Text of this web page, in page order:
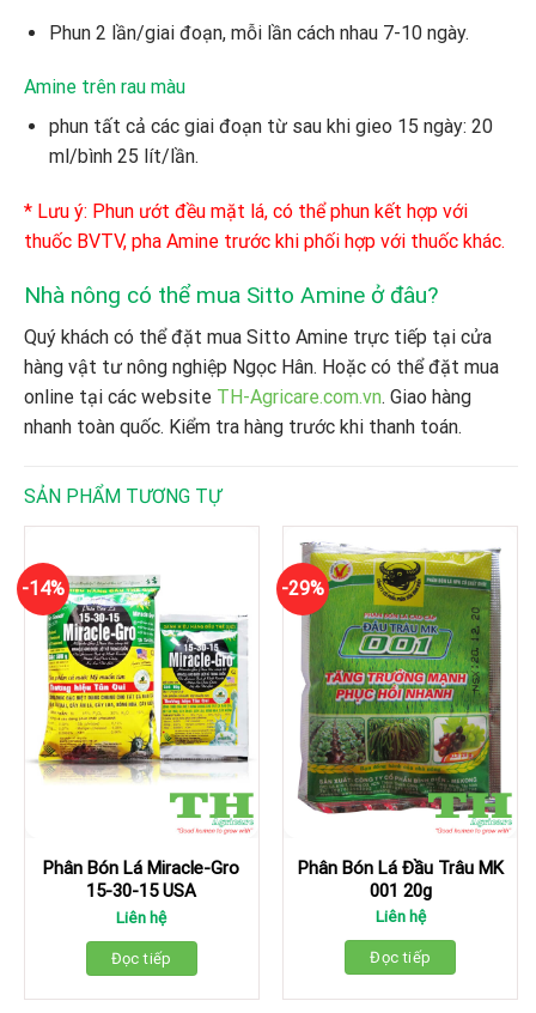
Phun 2 lần/giai đoạn, mỗi lần cách nhau 7-10 ngày.
Amine trên rau màu
phun tất cả các giai đoạn từ sau khi gieo 15 ngày: 20
ml/bình 25 lít/lần.
* Lưu ý: Phun ướt đều mặt lá, có thể phun kết hợp với
thuốc BVTV, pha Amine trước khi phối hợp với thuốc khác.
Nhà nông có thể mua Sitto Amine ở đâu?
Quý khách có thể đặt mua Sitto Amine trực tiếp tại cửa
hàng vật tư nông nghiệp Ngọc Hân. Hoặc có thể đặt mua
online tại các website TH-Agricare.com.vn. Giao hàng
nhanh toàn quốc. Kiểm tra hàng trước khi thanh toán.
SẢN PHẨM TƯƠNG TỰ
-14%
Phân Bón Lá Miracle-Gro
15-30-15 USA
Liên hệ
Đọc tiếp
-29%
Phân Bón Lá Đầu Trâu MK
001 20g
Liên hệ
Đọc tiếp